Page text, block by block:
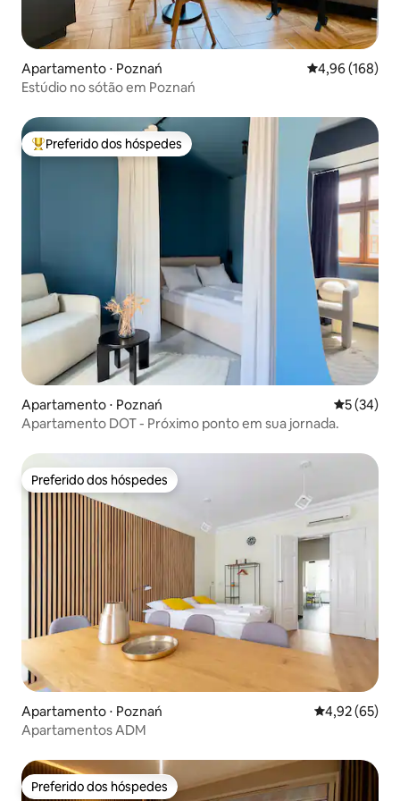
Apartamento ⋅ Poznań 4,96 de uma
4,96 (168)
Estúdio no sótão em Poznań
Entre os melhores preferidos dos hóspedes
Preferido dos hóspedes
Apartamento ⋅ Poznań 5 de uma
5 (34)
Apartamento DOT - Próximo ponto em sua jornada.
Preferido dos hóspedes
Preferido dos hóspedes
Apartamento ⋅ Poznań 4,92 de uma
4,92 (65)
Apartamentos ADM
Preferido dos hóspedes
Preferido dos hóspedes